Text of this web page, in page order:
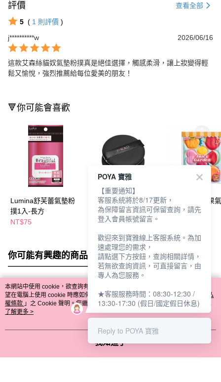
評價 查看全部
5 ( 1 則評價 )
j**********w
2026/06/16
這款艾森絲貓奴氣墊粉撲真是絕佳選擇，觸感柔滑，讓上妝變得輕
鬆又愉悅，強烈推薦給每位愛美的朋友！
🔻你可能會喜歡
Lumina舒芙蕾氣墊粉
撲1入-長方
NT$75
MEKO 氣墊粉撲 2入-
黑(EE-087)
NT$79
MEKO妝園蔬果
撲8入
你可能有興趣的商品 全站排行
熱門標籤
本網站中使用 cookie，欲查詢有關本網站使用 cookie 方式之詳情，及若您不希
望在電腦上使用 cookie 時應如何變更電腦的 cookie 設定，請參閱本網站「
隱私
權條款 」之 Cookie 聲明。您繼續使用本網站即表示您同意本公司得按本網站使
用條款之 Cookie 聲明使用 cookie。
了解更多 >
我知道了
POYA 寶雅
【重要通知】
客服系統將於8/17更新，
為保障留言資訊可保留查詢，請先
登入會員帳號留言。
歡迎來到寶雅線上客服系統。為加
速處理您的需求，
請點選下方按鈕，查詢相關詳情，
若無欲查詢資訊，可直接留言，由
專人為您服務。
★客服服務時間：08:30-12:30 /
13:30-17:30 (假日/國定假日休息)
Reply to POYA 寶雅